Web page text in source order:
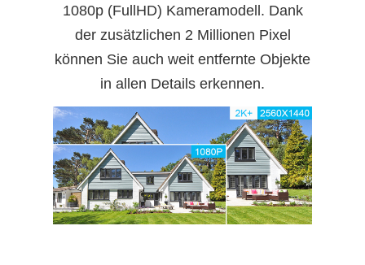
1080p (FullHD) Kameramodell. Dank
der zusätzlichen 2 Millionen Pixel
können Sie auch weit entfernte Objekte
in allen Details erkennen.